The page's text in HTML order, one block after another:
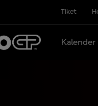
Tiket
Kalender